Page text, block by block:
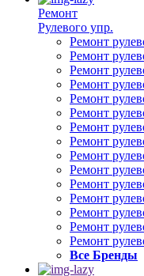
Ремонт
Рулевого упр.
Ремонт
Ремонт
Ремонт
Ремонт
Ремонт
Ремонт
Ремонт
Ремонт
Ремонт
Ремонт
Ремонт
Ремонт
Ремонт
Ремонт
Ремонт
Все Бренды